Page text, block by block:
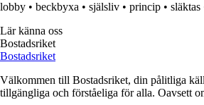
lobby • beckbyxa • själsliv • princip • släktas
Lär känna oss
Bostadsriket
Bostadsriket
Välkommen till Bostadsriket, din pålitliga
tillgängliga och förståeliga för alla. Oavsett